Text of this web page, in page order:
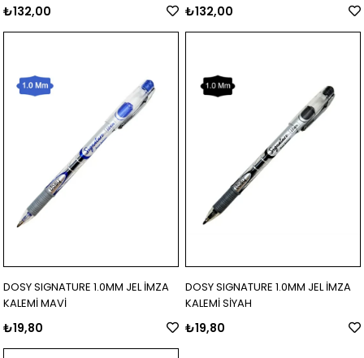
₺132,00 ₺132,00
DOSY SIGNATURE 1.0MM JEL İMZA
KALEMİ MAVİ
₺19,80
DOSY SIGNATURE 1.0MM JEL İMZA
KALEMİ SİYAH
₺19,80